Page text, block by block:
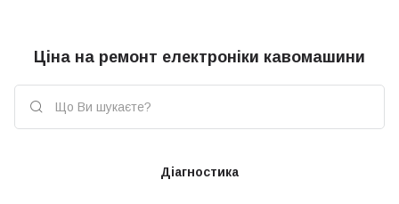
Ціна на ремонт електроніки кавомашини
Діагностика